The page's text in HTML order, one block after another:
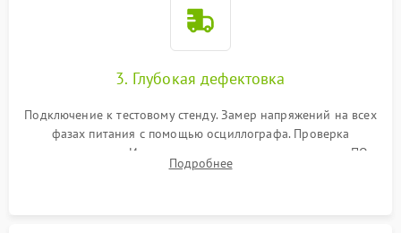
3. Глубокая дефектовка
Подключение к тестовому стенду. Замер напряжений на всех
фазах питания с помощью осциллографа. Проверка
инициализации. Использование специализированного ПО
MATS
Подробнее